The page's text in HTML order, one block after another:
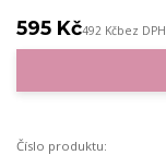
595 Kč492 Kčbez DPH
Číslo produktu: